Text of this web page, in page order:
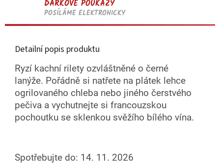
DÁRKOVÉ POUKAZY
POSÍLÁME ELEKTRONICKY
Detailní popis produktu
Ryzí kachní rilety ozvláštněné o černé
lanýže. Pořádně si natřete na plátek lehce
ogrilovaného chleba nebo jiného čerstvého
pečiva a vychutnejte si francouzskou
pochoutku se sklenkou svěžího bílého vína.
Spotřebujte do: 14. 11. 2026